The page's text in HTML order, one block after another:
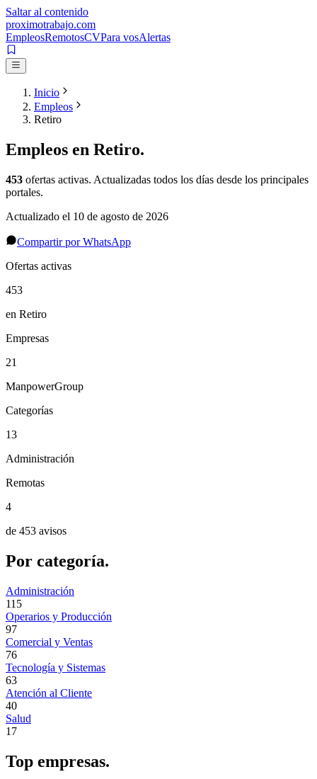
Saltar al contenido
proximotrabajo.com
EmpleosRemotosCVPara vosAlertas
Inicio
Empleos
Retiro
Empleos en Retiro.
453 ofertas activas. Actualizadas todos los días desde los principales
portales.
Actualizado el 10 de agosto de 2026
Compartir por WhatsApp
Ofertas activas
453
en Retiro
Empresas
21
ManpowerGroup
Categorías
13
Administración
Remotas
4
de 453 avisos
Por categoría.
Administración
115
Operarios y Producción
97
Comercial y Ventas
76
Tecnología y Sistemas
63
Atención al Cliente
40
Salud
17
Top empresas.